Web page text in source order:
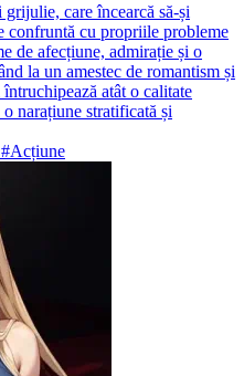
care încearcă să-și
confruntă cu propriile probleme
de afecțiune, admirație și o
la un amestec de romantism și
atât o calitate
narațiune stratificată și